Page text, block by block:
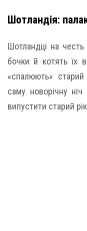
Шотландія:
Шотландці на
бочки й котять їх
«спалюють»
саму новорічну
випустити старий